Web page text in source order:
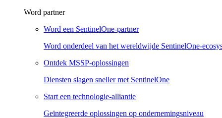
Word partner
Word een SentinelOne-partner
Word onderdeel van het wereldwijde SentinelOne-
Ontdek MSSP-oplossingen
Diensten slagen sneller met SentinelOne
Start een technologie-alliantie
Geïntegreerde oplossingen op ondernemingsniveau